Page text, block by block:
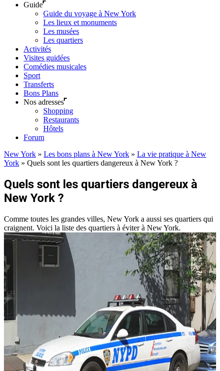
Guide
Guide du voyage à New York
Les lieux et monuments
Les musées
Les quartiers
Activités
Visites guidées
Comédies musicales
Sport
Transferts
Bons Plans
Nos adresses
Shopping
Restaurants
Hôtels
Forum
New York » Les bons plans à New York » La vie pratique à New
York » Quels sont les quartiers dangereux à New York ?
Quels sont les quartiers dangereux à
New York ?
Comme toutes les grandes villes, New York a aussi ses quartiers qui
craignent. Voici la liste des quartiers à éviter à New York.